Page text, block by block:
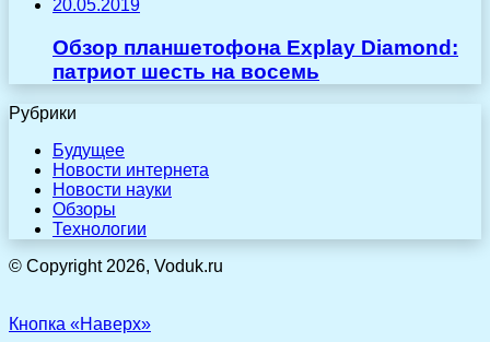
20.05.2019
Обзор планшетофона Explay Diamond:
патриот шесть на восемь
Рубрики
Будущее
Новости интернета
Новости науки
Обзоры
Технологии
© Copyright 2026, Voduk.ru
Кнопка «Наверх»